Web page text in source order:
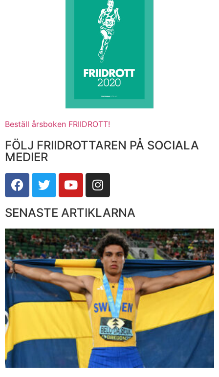
Beställ årsboken FRIIDROTT!
FÖLJ FRIIDROTTAREN PÅ SOCIALA
MEDIER
SENASTE ARTIKLARNA